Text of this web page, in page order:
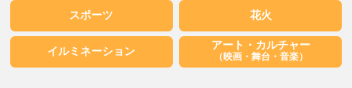
スポーツ 花火
イルミネーション アート・カルチャー
（映画・舞台・音楽）